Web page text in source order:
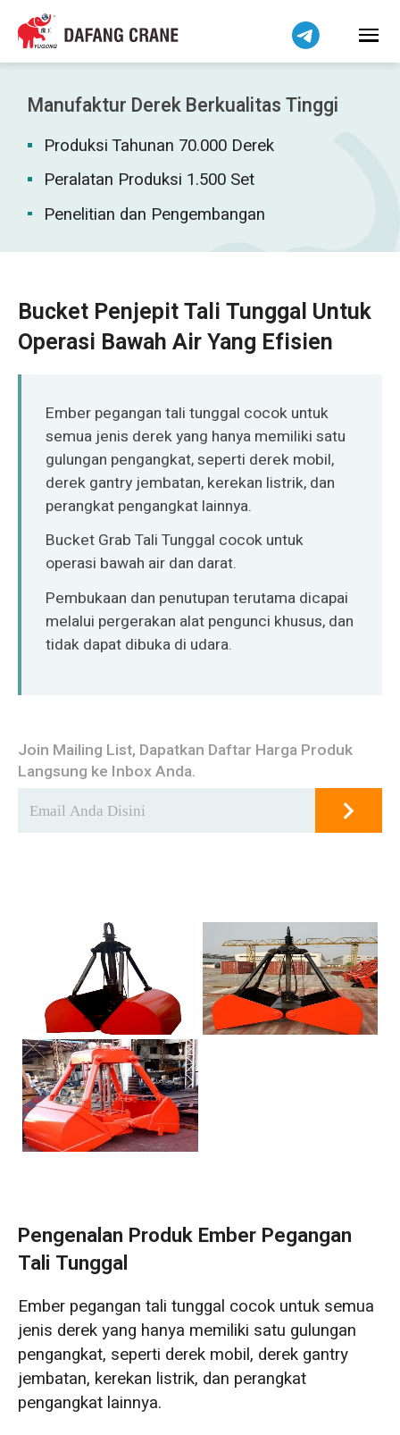
Manufaktur Derek Berkualitas Tinggi
Produksi Tahunan 70.000 Derek
Peralatan Produksi 1.500 Set
Penelitian dan Pengembangan
Bucket Penjepit Tali Tunggal Untuk
Operasi Bawah Air Yang Efisien
Ember pegangan tali tunggal cocok untuk
semua jenis derek yang hanya memiliki satu
gulungan pengangkat, seperti derek mobil,
derek gantry jembatan, kerekan listrik, dan
perangkat pengangkat lainnya.
Bucket Grab Tali Tunggal cocok untuk
operasi bawah air dan darat.
Pembukaan dan penutupan terutama dicapai
melalui pergerakan alat pengunci khusus, dan
tidak dapat dibuka di udara.
Join Mailing List, Dapatkan Daftar Harga Produk
Langsung ke Inbox Anda.
Pengenalan Produk Ember Pegangan
Tali Tunggal
Ember pegangan tali tunggal cocok untuk semua
jenis derek yang hanya memiliki satu gulungan
pengangkat, seperti derek mobil, derek gantry
jembatan, kerekan listrik, dan perangkat
pengangkat lainnya.
हिन्दी
Bahasa Melayu
Tiếng Việt
简体中文
فارسی
Pilipino
اردو
Kiswahili
Dansk
Norsk
O‘zbekcha